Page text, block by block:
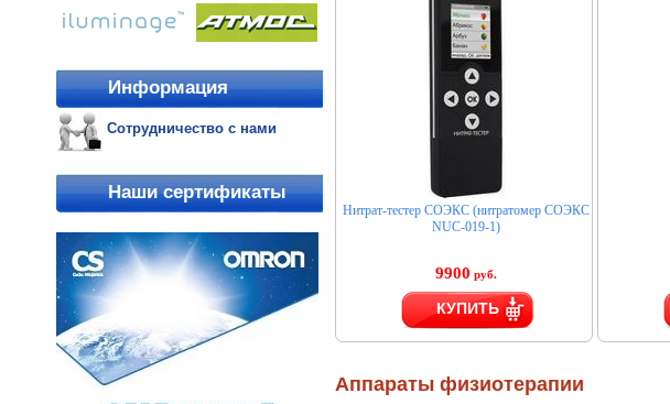
Информация
Сотрудничество с нами
Наши сертификаты
Нитрат-тестер СОЭКС (нитратомер СОЭКС
NUC-019-1)
9900 руб.
КУПИТЬ
Аппараты физиотерапии